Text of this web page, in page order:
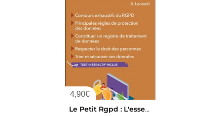
4,90€
Le Petit Rgpd : L'essentiel En Bref (edition 2026)